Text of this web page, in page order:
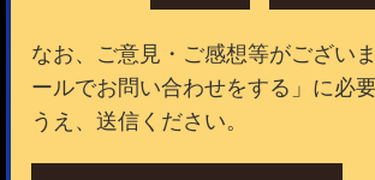
なお、ご意見・ご感想等がござい
ールでお問い合わせをする」に必
うえ、送信ください。